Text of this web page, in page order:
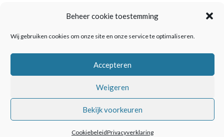
Beheer cookie toestemming
Wij gebruiken cookies om onze site en onze service te optimaliseren.
Accepteren
Weigeren
Bekijk voorkeuren
CookiebeleidPrivacyverklaring
©2024 NieuwSwaar |Privacyverklaring|Cookiebeleid (EU)|Contact